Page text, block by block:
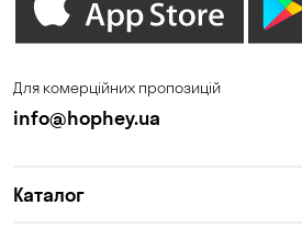
Для комерційних пропозицій
info@hophey.ua
Каталог